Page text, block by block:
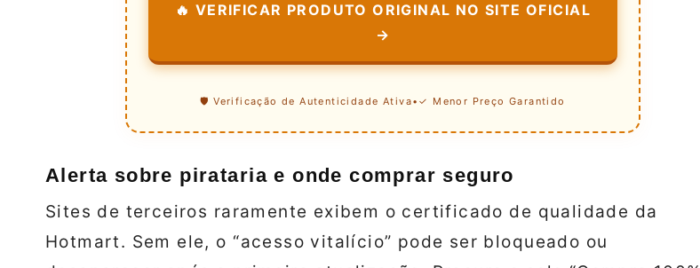
🔥 VERIFICAR PRODUTO ORIGINAL NO SITE OFICIAL
→
🛡️ Verificação de Autenticidade Ativa• ✓ Menor Preço Garantido
Alerta sobre pirataria e onde comprar seguro
Sites de terceiros raramente exibem o certificado de qualidade da
Hotmart. Sem ele, o “acesso vitalício” pode ser bloqueado ou